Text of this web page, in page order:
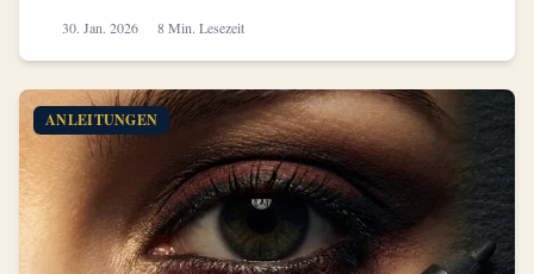
30. Jan. 2026 8 Min. Lesezeit
ANLEITUNGEN